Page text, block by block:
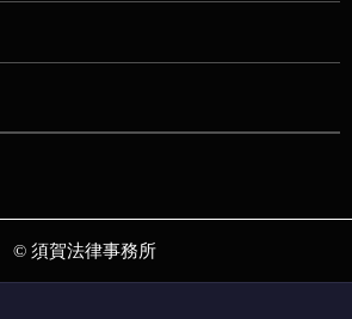
© 須賀法律事務所